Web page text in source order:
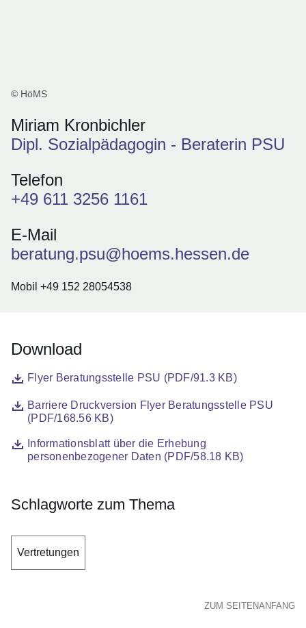
© HöMS
Miriam Kronbichler
Dipl. Sozialpädagogin - Beraterin PSU
Telefon
+49 611 3256 1161
E-Mail
beratung.psu@hoems.hessen.de
Mobil +49 152 28054538
Download
DateiFlyer Beratungsstelle PSU (PDF/91.3 KB)
Öffnet sich in einem neuen Fenster
DateiBarriere Druckversion Flyer Beratungsstelle PSU
(PDF/168.56 KB)
Öffnet sich in einem neuen Fenster
DateiInformationsblatt über die Erhebung
personenbezogener Daten (PDF/58.18 KB)
Öffnet sich in einem neuen Fenster
Schlagworte zum Thema
Vertretungen
ZUM SEITENANFANG